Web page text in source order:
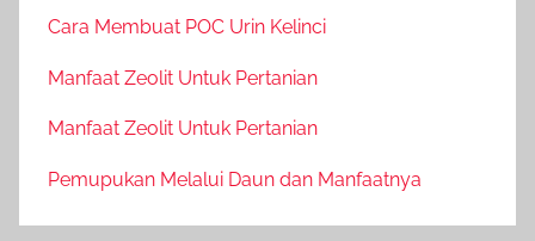
Cara Membuat POC Urin Kelinci
Manfaat Zeolit Untuk Pertanian
Manfaat Zeolit Untuk Pertanian
Pemupukan Melalui Daun dan Manfaatnya